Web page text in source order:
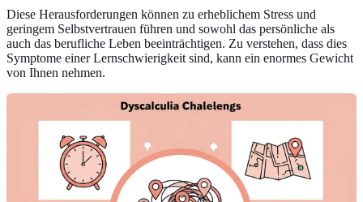
Diese Herausforderungen können zu erheblichem Stress und
geringem Selbstvertrauen führen und sowohl das persönliche als
auch das berufliche Leben beeinträchtigen. Zu verstehen, dass dies
Symptome einer Lernschwierigkeit sind, kann ein enormes Gewicht
von Ihnen nehmen.